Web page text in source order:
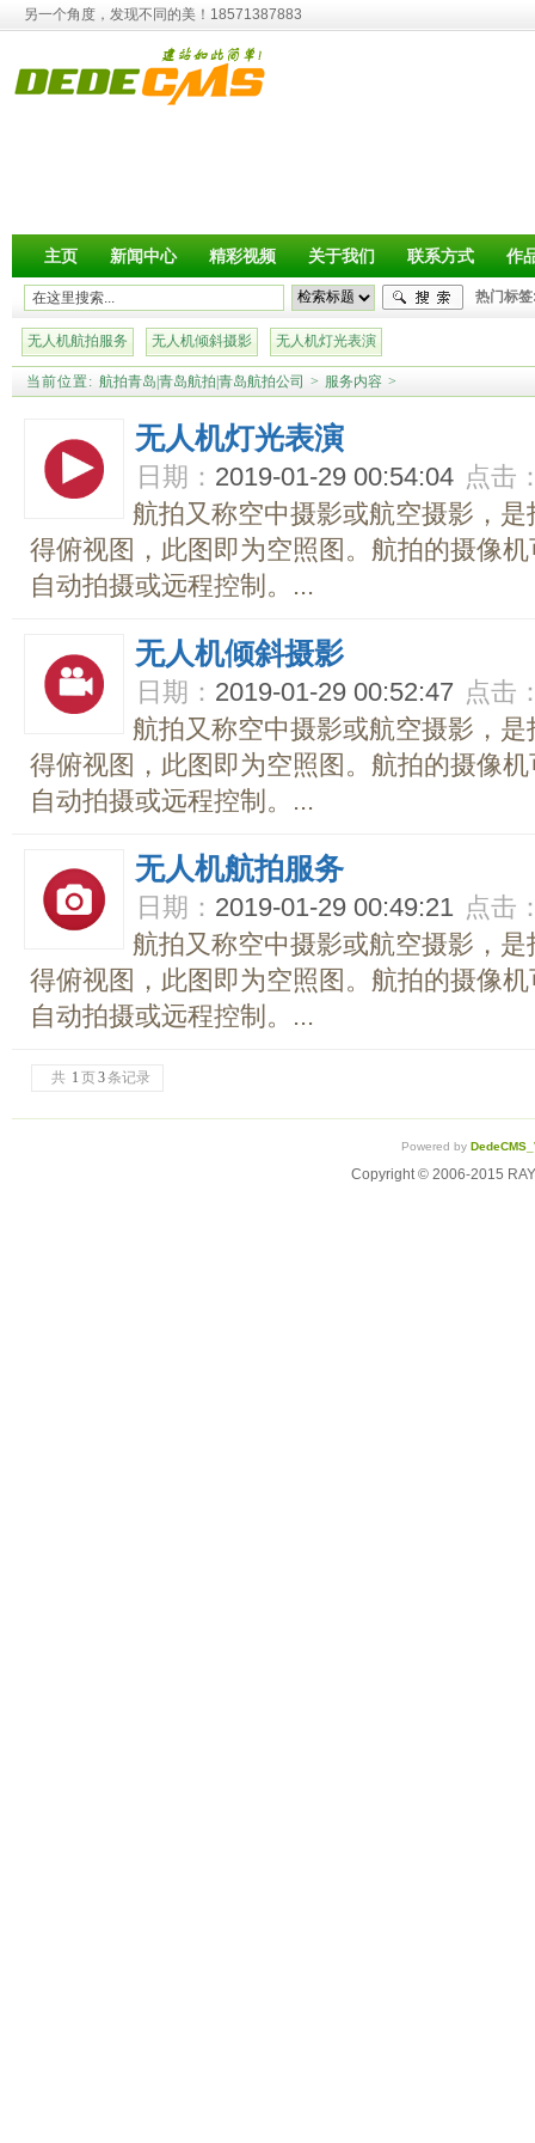
另一个角度，发现不同的美！18571387883
主页 新闻中心 精彩视频 关于我们 联系方式 作
热门标
无人机航拍服务 无人机倾斜摄影 无人机灯光表演
当前位置: 航拍青岛|青岛航拍|青岛航拍公司 > 服务内容 >
无人机灯光表演
日期： 2019-01-29 00:54:04 点击
航拍又称空中摄影或航空摄影，
得俯视图，此图即为空照图。航拍的摄像
自动拍摄或远程控制。...
无人机倾斜摄影
日期： 2019-01-29 00:52:47 点击
航拍又称空中摄影或航空摄影，
得俯视图，此图即为空照图。航拍的摄像
自动拍摄或远程控制。...
无人机航拍服务
日期： 2019-01-29 00:49:21 点击
航拍又称空中摄影或航空摄影，
得俯视图，此图即为空照图。航拍的摄像
自动拍摄或远程控制。...
共 1 页3条记录
Powered by
Copyright © 2006-2015